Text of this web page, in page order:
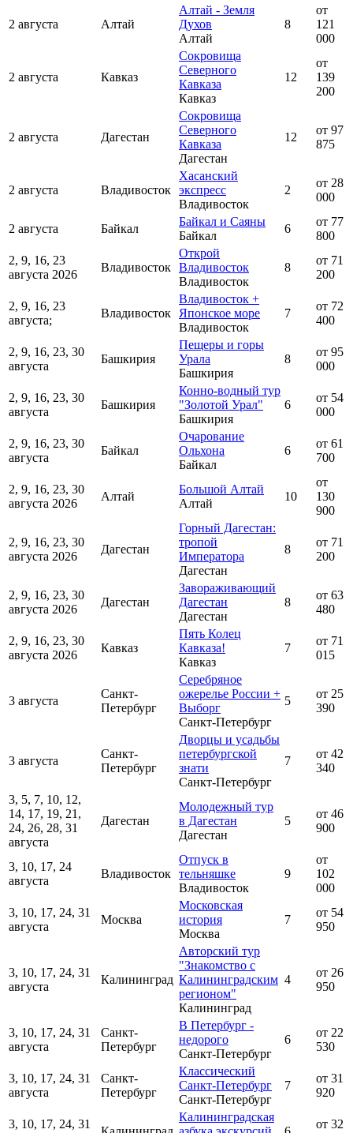
2 августа Алтай
Алтай - Земля
Духов
Алтай
8
от
121
000
2 августа Кавказ
Сокровища
Северного
Кавказа
Кавказ
12
от
139
200
2 августа Дагестан
Сокровища
Северного
Кавказа
Дагестан
12
от 97
875
2 августа Владивосток
Хасанский
экспресс
Владивосток
2
от 28
000
2 августа Байкал
Байкал и Саяны
Байкал
6
от 77
800
2, 9, 16, 23
августа 2026
Владивосток
Открой
Владивосток
Владивосток
8
от 71
200
2, 9, 16, 23
августа;
Владивосток
Владивосток +
Японское море
Владивосток
7
от 72
400
2, 9, 16, 23, 30
августа
Башкирия
Пещеры и горы
Урала
Башкирия
8
от 95
000
2, 9, 16, 23, 30
августа
Башкирия
Конно-водный тур
"Золотой Урал"
Башкирия
6
от 54
000
2, 9, 16, 23, 30
августа
Байкал
Очарование
Ольхона
Байкал
6
от 61
700
2, 9, 16, 23, 30
августа 2026
Алтай
Большой Алтай
Алтай
10
от
130
900
2, 9, 16, 23, 30
августа 2026
Дагестан
Горный Дагестан:
тропой
Императора
Дагестан
8
от 71
200
2, 9, 16, 23, 30
августа 2026
Дагестан
Завораживающий
Дагестан
Дагестан
8
от 63
480
2, 9, 16, 23, 30
августа 2026
Кавказ
Пять Колец
Кавказа!
Кавказ
7
от 71
015
3 августа
Санкт-
Петербург
Серебряное
ожерелье России +
Выборг
Санкт-Петербург
5
от 25
390
3 августа
Санкт-
Петербург
Дворцы и усадьбы
петербургской
знати
Санкт-Петербург
7
от 42
340
3, 5, 7, 10, 12,
14, 17, 19, 21,
24, 26, 28, 31
августа
Дагестан
Молодежный тур
в Дагестан
Дагестан
5
от 46
900
3, 10, 17, 24
августа
Владивосток
Отпуск в
тельняшке
Владивосток
9
от
102
000
3, 10, 17, 24, 31
августа
Москва
Московская
история
Москва
7
от 54
950
3, 10, 17, 24, 31
августа
Калининград
Авторский тур
"Знакомство с
Калининградским
регионом"
Калининград
4
от 26
950
3, 10, 17, 24, 31
августа
Санкт-
Петербург
В Петербург -
недорого
Санкт-Петербург
6
от 22
530
3, 10, 17, 24, 31
августа
Санкт-
Петербург
Классический
Санкт-Петербург
Санкт-Петербург
7
от 31
920
3, 10, 17, 24, 31
Калининградская
от 32